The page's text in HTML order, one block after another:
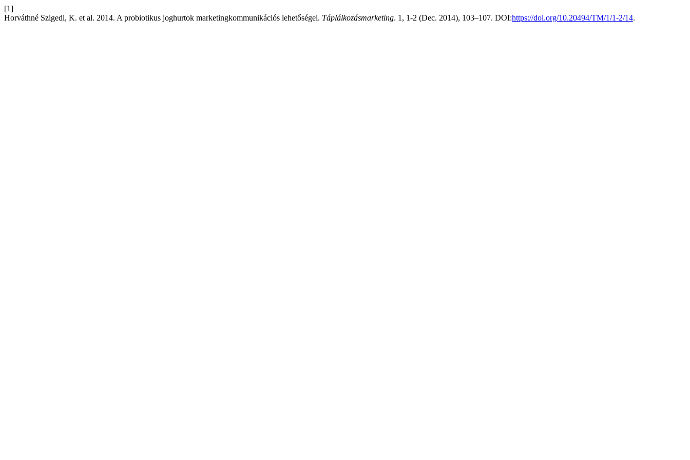
[1]
Horváthné Szigedi, K. et al. 2014. A probiotikus joghurtok marketingkommunikációs lehetőségei. Táplálkozásmarketing. 1, 1-2 (Dec. 2014), 103–107. DOI:https://doi.org/10.20494/TM/1/1-2/14.